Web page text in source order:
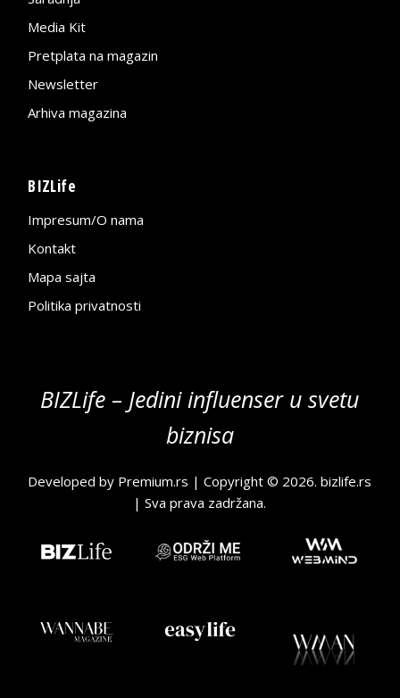
Media Kit
Pretplata na magazin
Newsletter
Arhiva magazina
BIZLife
Impresum/O nama
Kontakt
Mapa sajta
Politika privatnosti
BIZLife – Jedini influenser u svetu
biznisa
Developed by Premium.rs | Copyright © 2026.bizlife.rs
| Sva prava zadržana.